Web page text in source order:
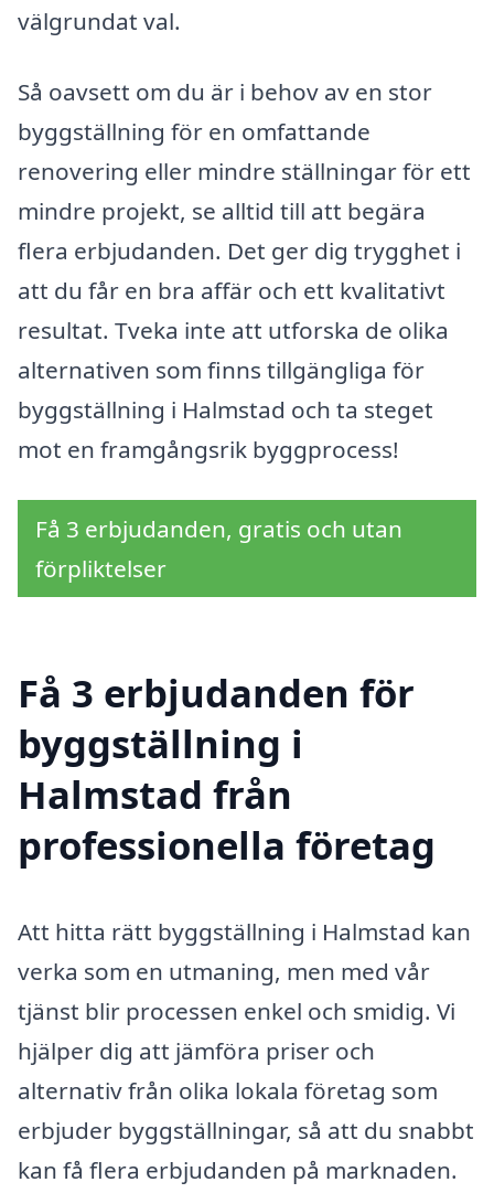
välgrundat val.
Så oavsett om du är i behov av en stor
byggställning för en omfattande
renovering eller mindre ställningar för ett
mindre projekt, se alltid till att begära
flera erbjudanden. Det ger dig trygghet i
att du får en bra affär och ett kvalitativt
resultat. Tveka inte att utforska de olika
alternativen som finns tillgängliga för
byggställning i Halmstad och ta steget
mot en framgångsrik byggprocess!
Få 3 erbjudanden, gratis och utan
förpliktelser
Få 3 erbjudanden för
byggställning i
Halmstad från
professionella företag
Att hitta rätt byggställning i Halmstad kan
verka som en utmaning, men med vår
tjänst blir processen enkel och smidig. Vi
hjälper dig att jämföra priser och
alternativ från olika lokala företag som
erbjuder byggställningar, så att du snabbt
kan få flera erbjudanden på marknaden.